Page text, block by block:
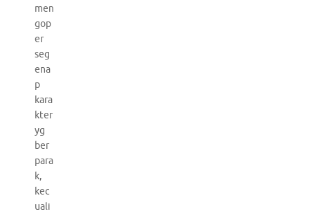
men
gop
er
seg
ena
p
kara
kter
yg
ber
para
k,
kec
uali